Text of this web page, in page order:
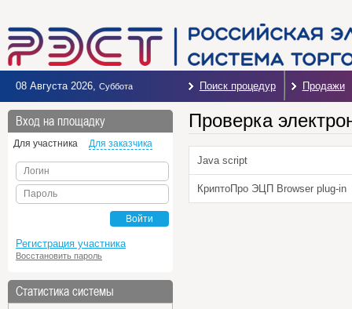
08 Августа 2026, Суббота Поиск процедур Продажи
Вход на площадку
Для участника Для заказчика
Логин
Пароль
Войти
Регистрация участника
Восстановить пароль
Статистика системы
Проверка
Java script
КриптоПро ЭЦП Browser plug-in